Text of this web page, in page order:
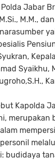
Jabar
M.M.,
Syaikhu,
Kapolda
merupakan
budidaya